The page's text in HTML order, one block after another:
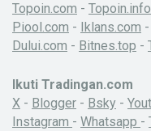
Topoin.com - Topoin.info
Piool.com - Iklans.com -
Dului.com - Bitnes.top -
Ikuti Tradingan.com
X - Blogger - Bsky -
Instagram - Whatsapp -